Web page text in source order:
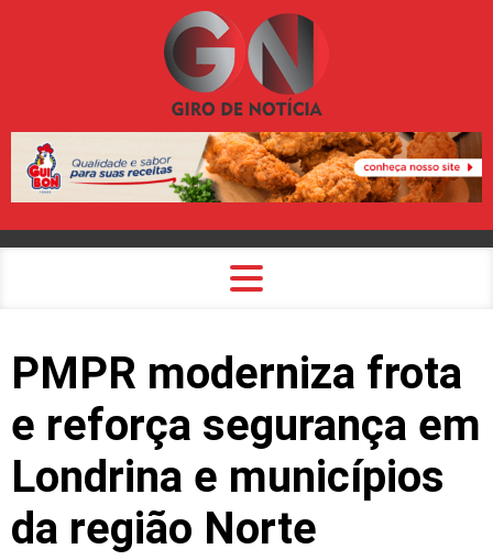
PMPR moderniza frota
e reforça segurança em
Londrina e municípios
da região Norte